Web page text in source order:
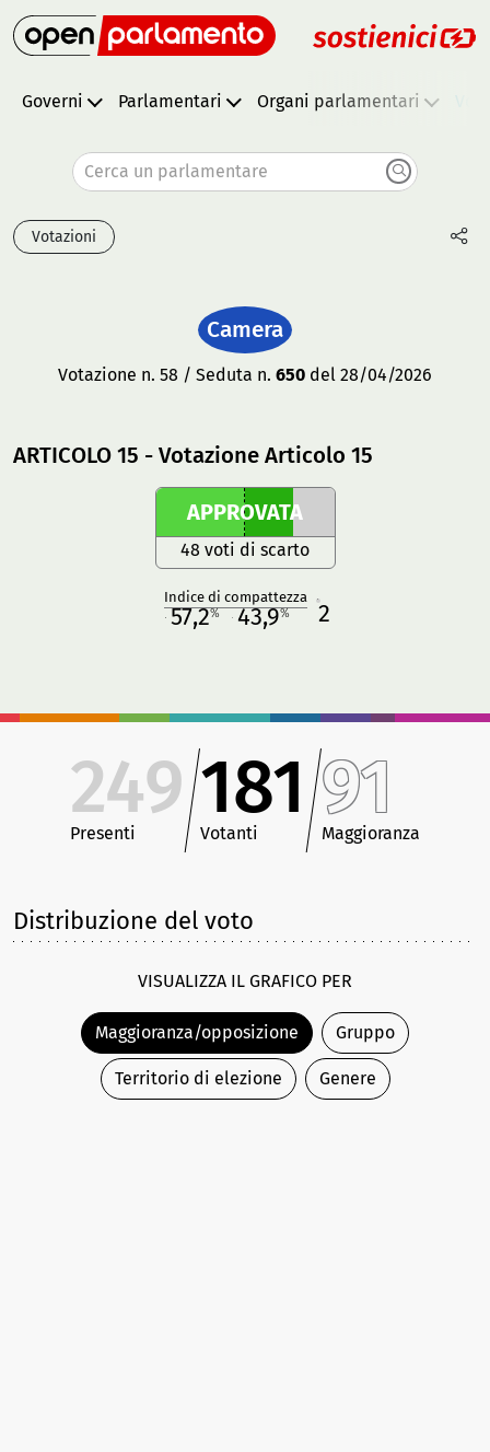
Governi Parlamentari Organi parlamentari
Cerca un parlamentare
Votazioni
Camera
Votazione n. 58 / Seduta n. 650 del 28/04/2026
ARTICOLO 15 - Votazione Articolo 15
APPROVATA
48 voti di scarto
Indice di compattezza
57,2% 43,9% 2
249
Presenti
181
Votanti
91
Maggioranza
Distribuzione del voto
VISUALIZZA IL GRAFICO PER
Maggioranza/opposizione Gruppo
Territorio di elezione Genere